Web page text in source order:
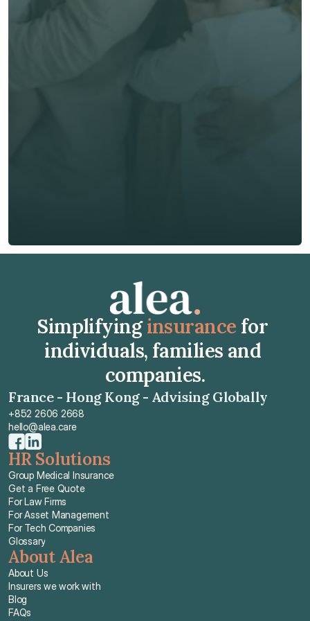
now
Get Free Quote
Simplifying insurance for
individuals, families and
companies.
France - Hong Kong - Advising Globally
+852 2606 2668
hello@alea.care
HR Solutions
Group Medical Insurance
Get a Free Quote
For Law Firms
For Asset Management
For Tech Companies
Glossary
About Alea
About Us
Insurers we work with
Blog
FAQs